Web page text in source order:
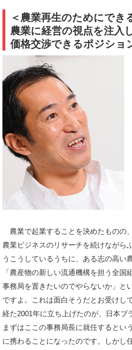
＜農業再生のためにでき
農業に経営の視点を注入
価格交渉できるポジショ
農業で起業することを決めたものの
農業ビジネスのリサーチを続けながら
うこうしているうちに、ある志の高い
「農産物の新しい流通機構を担う全国
事務局を置きたいのでやらないか」と
ですよ。これは面白そうだとお受けし
経た2001年に立ち上げたのが、日本ブ
まずはここの事務局長に就任するとい
に携わることになったのです。しかし